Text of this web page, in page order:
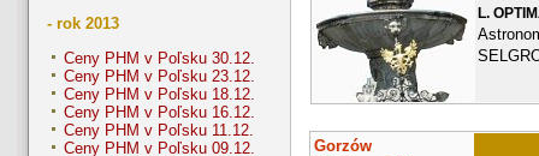
- rok 2013
Ceny PHM v Poľsku 30.12.
Ceny PHM v Poľsku 23.12.
Ceny PHM v Poľsku 18.12.
Ceny PHM v Poľsku 16.12.
Ceny PHM v Poľsku 11.12.
Ceny PHM v Poľsku 09.12.
L.
Gorzów